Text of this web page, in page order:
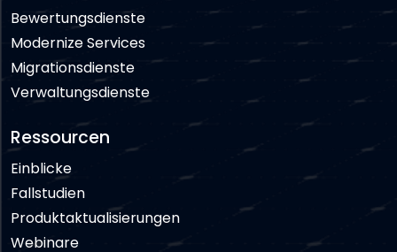
Bewertungsdienste
Modernize Services
Migrationsdienste
Verwaltungsdienste
Ressourcen
Einblicke
Fallstudien
Produktaktualisierungen
Webinare